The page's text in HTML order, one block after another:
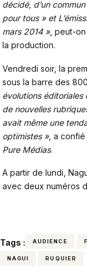
décidé, d’un
pour tous » et
mars 2014 », peut-on
la production.
Vendredi soir, la
sous la barre des
évolutions
de nouvelles
avait même une
optimistes », a confié
Pure Médias.
A partir de lundi,
avec deux numéros
Tags : AUDIENCE
NAGUI RUQUIER